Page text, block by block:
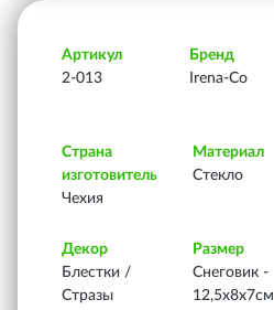
Артикул
2-013
Бренд
Irena-Co
Страна
изготовитель
Чехия
Материал
Стекло
Декор
Блестки /
Стразы
Размер
Снеговик -
12,5х8х7см